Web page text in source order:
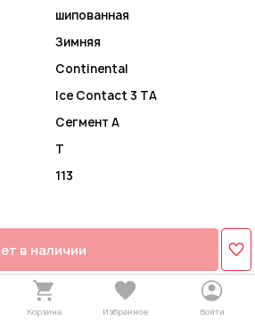
шипованная
Зимняя
Continental
Ice Contact 3 TA
Сегмент A
T
113
в наличии
Корзина Избранное Войти